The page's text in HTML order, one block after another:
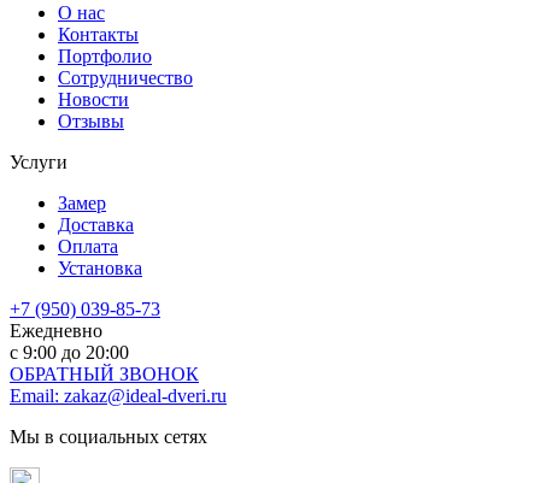
О нас
Контакты
Портфолио
Сотрудничество
Новости
Отзывы
Услуги
Замер
Доставка
Оплата
Установка
+7 (950) 039-85-73
Ежедневно
c 9:00 до 20:00
ОБРАТНЫЙ ЗВОНОК
Email: zakaz@ideal-dveri.ru
Мы в социальных сетях